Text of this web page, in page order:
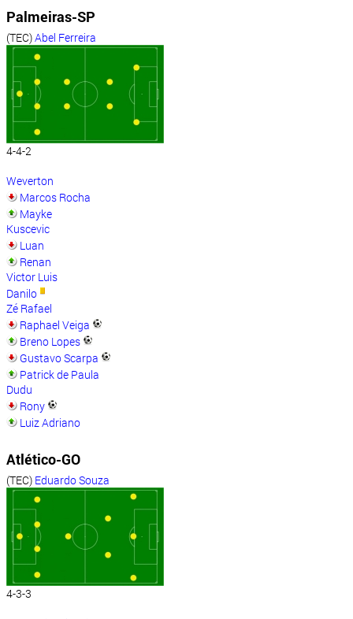
Palmeiras-SP
(TEC)Abel Ferreira
4-4-2
Weverton
Marcos Rocha
Mayke
Kuscevic
Luan
Renan
Victor Luis
Danilo
Zé Rafael
Raphael Veiga
Breno Lopes
Gustavo Scarpa
Patrick de Paula
Dudu
Rony
Luiz Adriano
Atlético-GO
(TEC) Eduardo Souza
4-3-3